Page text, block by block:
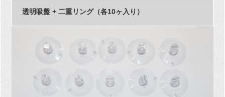
透明吸盤 + 二重リング（各10ヶ入り）